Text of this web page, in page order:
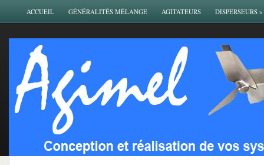
ACCUEIL GÉNÉRALITÉS MÉLANGE AGITATEURS DISPERSEURS »